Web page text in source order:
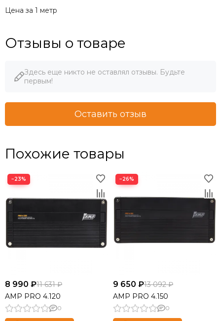
Цена за 1 метр
Отзывы о товаре
Здесь еще никто не оставлял отзывы. Будьте
первым!
Оставить отзыв
Похожие товары
−23%
8 990 ₽11 631 ₽
AMP PRO 4.120
0
−26%
9 650 ₽13 092 ₽
AMP PRO 4.150
0